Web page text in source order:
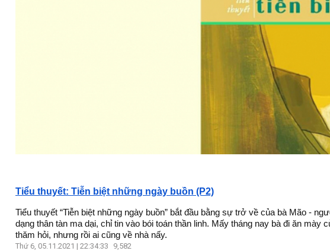
Tiểu thuyết: Tiễn biệt những ngày buồn (P2)
Tiểu thuyết “Tiễn biệt những ngày buồn” bắt đầu bằng sự trở về của bà Mão -
dạng thân tàn ma dại, chỉ tin vào bói toán thần linh. Mấy tháng nay bà đi ăn
thăm hỏi, nhưng rồi ai cũng về nhà nấy.
Thứ 6, 05.11.2021 | 22:34:33 9,582